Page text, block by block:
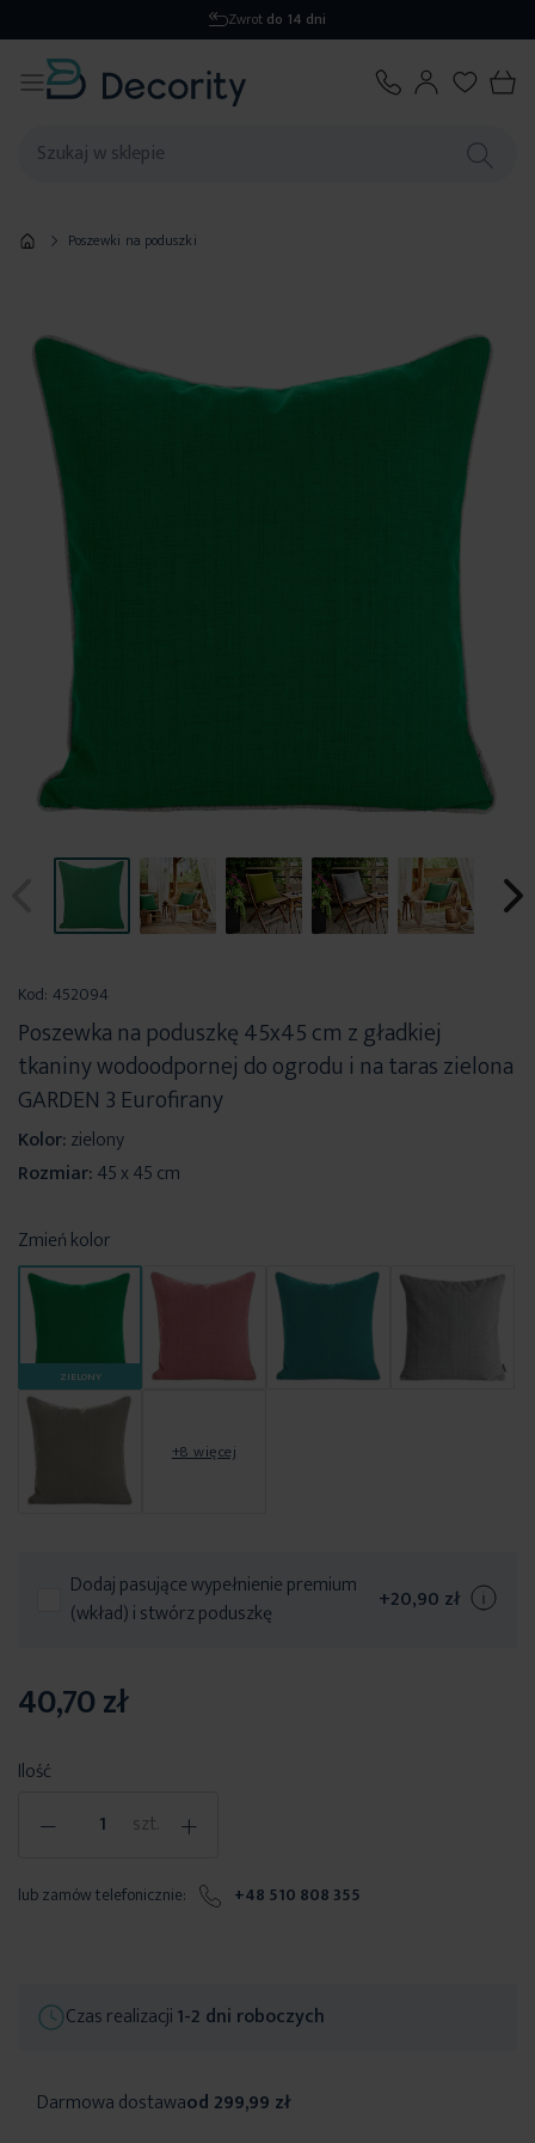
Wysyłka 1-2 dni
Poszewki na poduszki
koniec
początek
galerii
Kod: 452094
Poszewka na poduszkę 45x45 cm z gładkiej
tkaniny wodoodpornej do ogrodu i na taras zielona
GARDEN 3 Eurofirany
Kolor:zielony
Rozmiar:45 x 45 cm
Zmień kolor
ZIELONY
+8 więcej
Dodaj pasujące wypełnienie premium
(wkład) i stwórz poduszkę
+20,90 zł
Ilość
- szt. +
40,70 zł
lub zamów telefonicznie: +48 510 808 355
Czas realizacji1-2 dni roboczych
Darmowa dostawaod 299,99 zł